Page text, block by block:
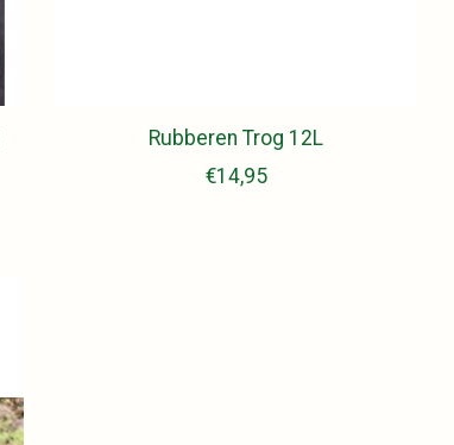
Rubberen Trog 12L
€14,95